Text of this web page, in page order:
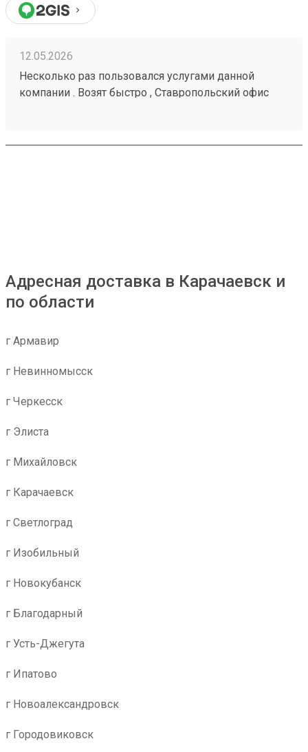
12.05.2026
Несколько раз пользовался услугами данной
компании . Возят быстро , Ставропольский офис
поддержки все решается . Заказ № 260425670
Адресная доставка в Карачаевск и
по области
г Армавир
г Невинномысск
г Черкесск
г Элиста
г Михайловск
г Карачаевск
г Светлоград
г Изобильный
г Новокубанск
г Благодарный
г Усть-Джегута
г Ипатово
г Новоалександровск
г Городовиковск